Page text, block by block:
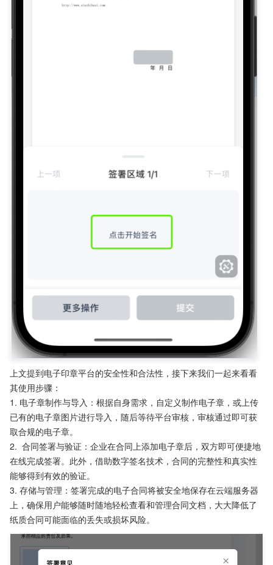
上文提到电子印章平台的安全性和合法性，接下来我们一起来看看
其使用步骤：
1. 电子章制作与导入：根据自身需求，自定义制作电子章，或上传
已有的电子章图片进行导入，随后等待平台审核，审核通过即可获
取合规的电子章。
2.  合同签署与验证：企业在合同上添加电子章后，双方即可便捷地
在线完成签署。此外，借助数字签名技术，合同的完整性和真实性
能够得到有效的验证。
3. 存储与管理：签署完成的电子合同将被安全地保存在云端服务器
上，确保用户能够随时随地轻松查看和管理合同文档，大大降低了
纸质合同可能面临的丢失或损坏风险。